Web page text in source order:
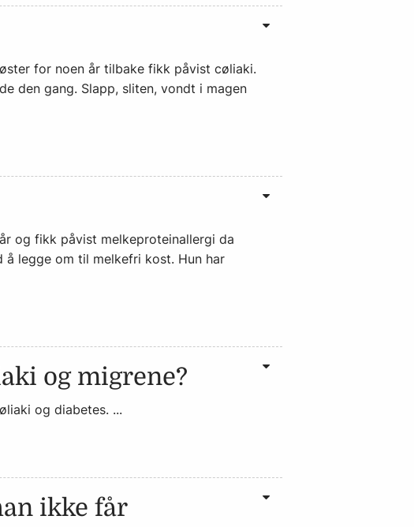
for noen år tilbake fikk påvist cøliaki.
den gang. Slapp, sliten, vondt i magen
og fikk påvist melkeproteinallergi da
legge om til melkefri kost. Hun har
og migrene?
og diabetes. ...
ikke får